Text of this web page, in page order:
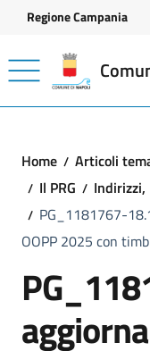
Vai ai contenuti
Vai al footer
Regione Campania
Home Articoli
Il PRG
PG_1181767-
OOPP 2025 con